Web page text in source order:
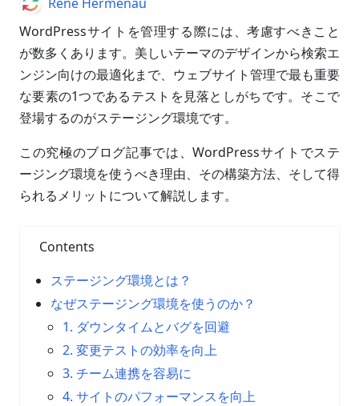
WordPressサイトを管理する際には、考慮すべきこと
が数多くあります。美しいテーマのデザインから検索エ
ンジン向けの最適化まで、ウェブサイト管理で最も重要
な要素の1つであるテストを見落としがちです。そこで
登場するのがステージング環境です。
この究極のブログ記事では、WordPressサイトでステ
ージング環境を使うべき理由、その構築方法、そして得
られるメリットについて解説します。
Contents
ステージング環境とは？
なぜステージング環境を使うのか？
1. ダウンタイムとバグを回避
2. 変更テストの効率を向上
3. チーム連携を容易に
4. サイトのパフォーマンスを向上